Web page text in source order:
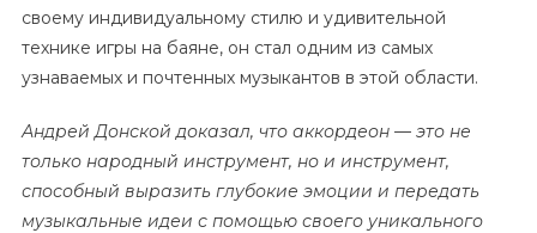
своему индивидуальному стилю и удивительной
технике игры на баяне, он стал одним из самых
узнаваемых и почтенных музыкантов в этой области.
Андрей Донской доказал, что аккордеон — это не
только народный инструмент, но и инструмент,
способный выразить глубокие эмоции и передать
музыкальные идеи с помощью своего уникального